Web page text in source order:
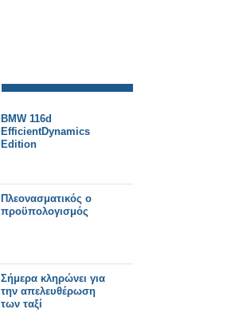
BMW 116d
EfficientDynamics
Edition
Πλεονασματικός ο
προϋπολογισμός
Σήμερα κληρώνει για
την απελευθέρωση
των ταξί